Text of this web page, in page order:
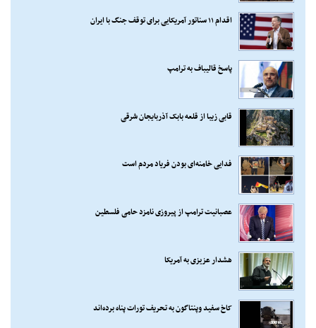
اقدام ۱۱ سناتور آمریکایی برای توقف جنگ با ایران
پاسخ قالیباف به ترامپ
قابی زیبا از قلعه بابک آذربایجان شرقی
فدایی خامنه‌ای بودن فریاد مردم است
عصبانیت ترامپ از پیروزی نامزد حامی فلسطین
هشدار عزیزی به آمریکا
کاخ سفید وپنتاگون به تحریف تورات پناه برده‌اند